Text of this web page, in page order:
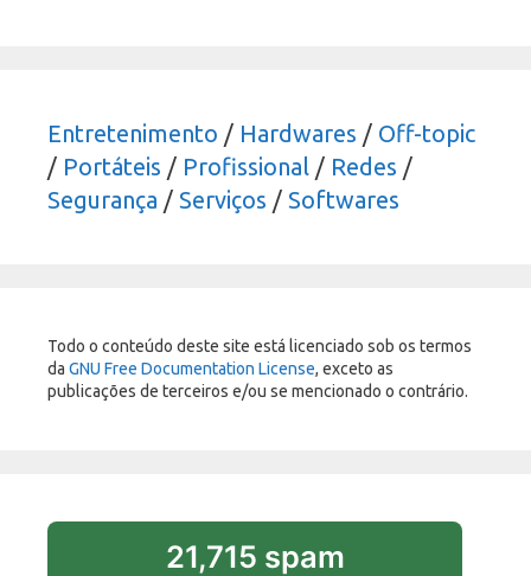
Entretenimento / Hardwares / Off-topic
/ Portáteis / Profissional / Redes /
Segurança / Serviços / Softwares
Todo o conteúdo deste site está licenciado sob os termos
da GNU Free Documentation License, exceto as
publicações de terceiros e/ou se mencionado o contrário.
21,715 spam